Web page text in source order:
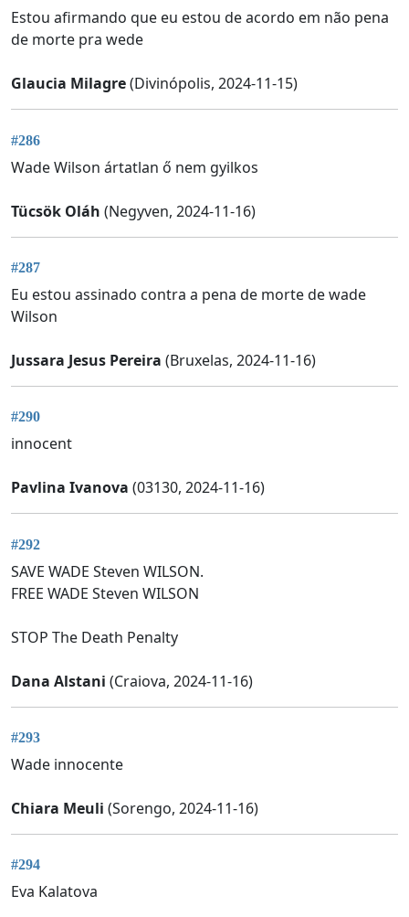
Estou afirmando que eu estou de acordo em não pena
de morte pra wede
Glaucia Milagre(Divinópolis, 2024-11-15)
#286
Wade Wilson ártatlan ő nem gyilkos
Tücsök Oláh (Negyven, 2024-11-16)
#287
Eu estou assinado contra a pena de morte de wade
Wilson
Jussara Jesus Pereira (Bruxelas, 2024-11-16)
#290
innocent
Pavlina Ivanova (03130, 2024-11-16)
#292
SAVE WADE Steven WILSON.
FREE WADE Steven WILSON
STOP The Death Penalty
Dana Alstani (Craiova, 2024-11-16)
#293
Wade innocente
Chiara Meuli (Sorengo, 2024-11-16)
#294
Eva Kalatova